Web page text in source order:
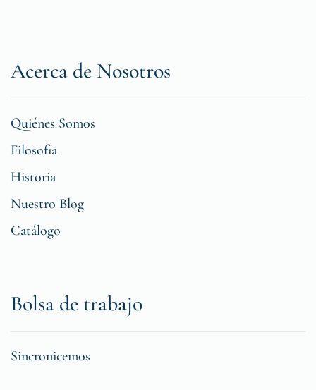
Acerca de Nosotros
Quiénes Somos
Filosofia
Historia
Nuestro Blog
Catálogo
Bolsa de trabajo
Sincronicemos